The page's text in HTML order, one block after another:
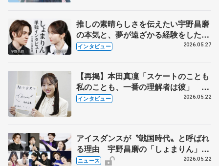
推しの素晴らしさを伝えたい宇野昌磨
の本気と、夢が遠ざかる経験をした本
田真凜の覚悟
インタビュー 2026.05.27
【再掲】本田真凜「スケートのことも
私のことも、一番の理解者は彼」 引
退時の単独インタビューで語った競技
インタビュー 2026.05.22
アイスダンスが〝戦国時代〟と呼ばれ
る理由 宇野昌磨の「しょまりん」ら
実力者が相次いで参戦 国内の競争激
ニュース 2026.05.22